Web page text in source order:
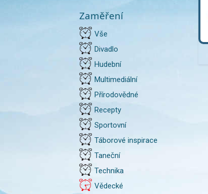
Zaměření
Vše
Divadlo
Hudební
Multimediální
Přírodovědné
Recepty
Sportovní
Táborové inspirace
Taneční
Technika
Vědecké